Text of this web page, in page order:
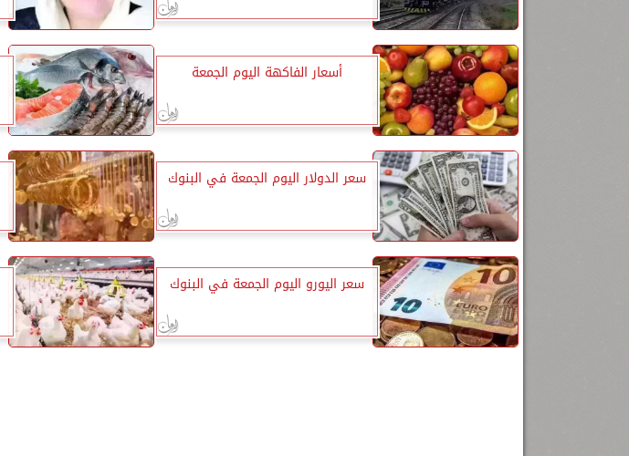
أسعار الفاكهة اليوم الجمعة
سعر الدولار اليوم الجمعة في البنوك
سعر اليورو اليوم الجمعة في البنوك